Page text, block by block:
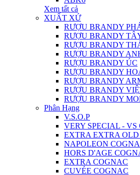
Xem tất cả
XUẤT XỨ
RƯỢU BRANDY
RƯỢU BRANDY
RƯỢU BRANDY
RƯỢU BRANDY
RƯỢU BRANDY ÚC
RƯỢU BRANDY
RƯỢU BRANDY
RƯỢU BRANDY
RƯỢU BRANDY
Phân Hạng
V.S.O.P
VERY SPECIAL - VS
EXTRA EXTRA
NAPOLEON
HORS D'AGE
EXTRA COGNAC
CUVÉE COGNAC